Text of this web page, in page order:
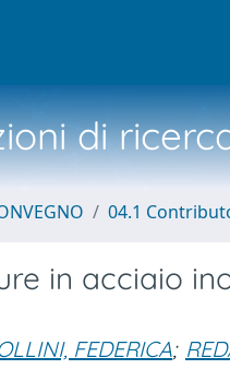
di
04.1
in acciaio
FEDERICA;